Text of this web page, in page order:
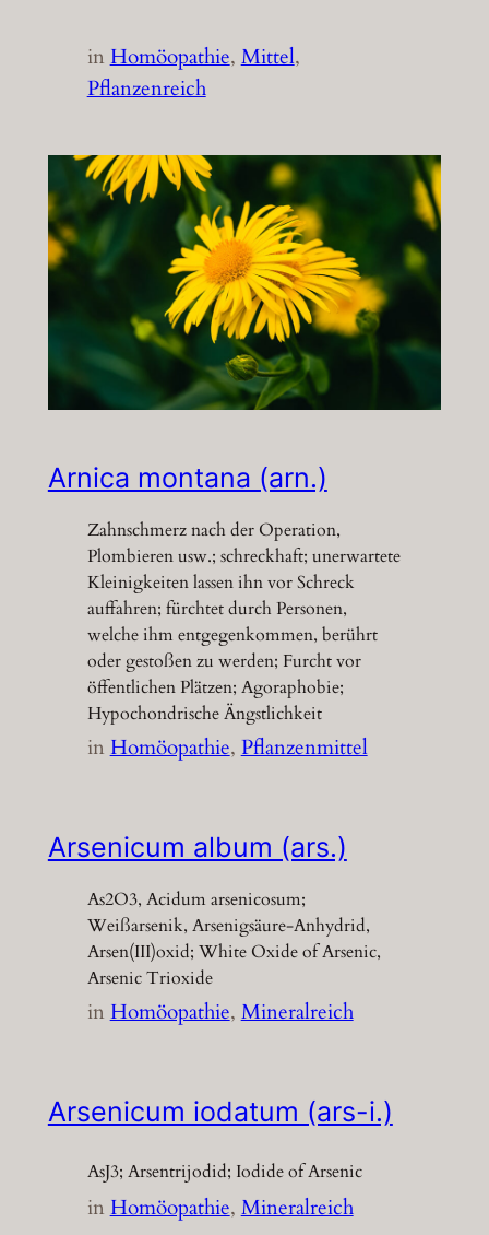
inHomöopathie, Mittel
Pflanzenreich
Arnica montana (arn.)
Zahnschmerz nach der Operation,
Plombieren usw.; schreckhaft; unerwartete
Kleinigkeiten lassen ihn vor Schreck
auffahren; fürchtet durch Personen,
welche ihm entgegenkommen, berührt
oder gestoßen zu werden; Furcht vor
öffentlichen Plätzen; Agoraphobie;
Hypochondrische Ängstlichkeit
inHomöopathie, Pflanzenmittel
Arsenicum album (ars.)
As2O3, Acidum arsenicosum;
Weißarsenik, Arsenigsäure-Anhydrid,
Arsen(III)oxid; White Oxide of Arsenic,
Arsenic Trioxide
inHomöopathie, Mineralreich
Arsenicum iodatum (ars-i.)
AsJ3; Arsentrijodid; Iodide of Arsenic
inHomöopathie, Mineralreich